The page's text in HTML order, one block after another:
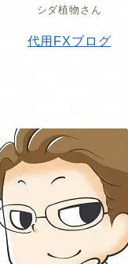
シダ植物さん
代用FXブログ